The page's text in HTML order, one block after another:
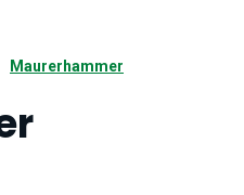
Maurerhammer